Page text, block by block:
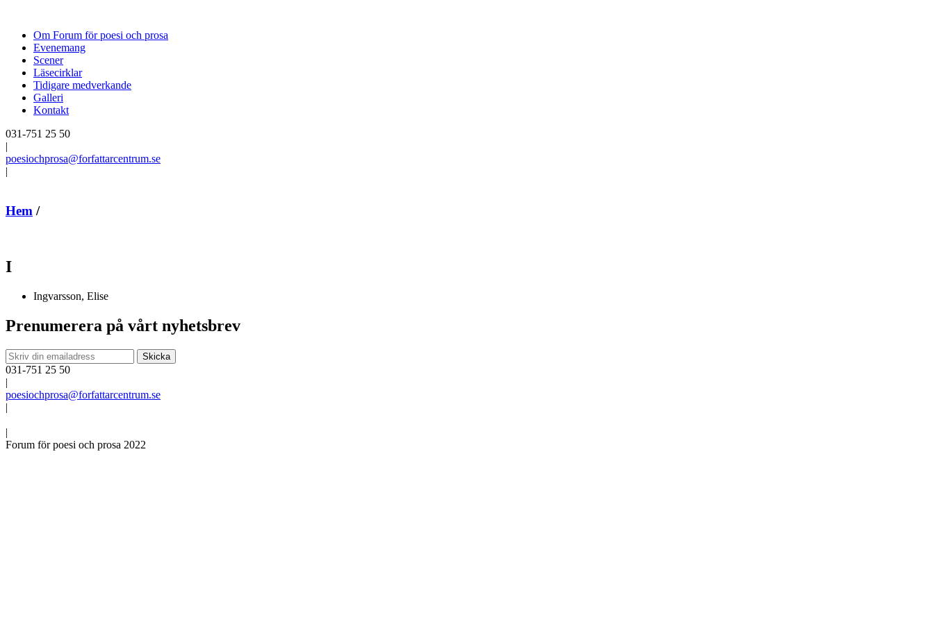
Om Forum för poesi och prosa
Evenemang
Scener
Läsecirklar
Tidigare medverkande
Galleri
Kontakt
031-751 25 50
|
poesiochprosa@forfattarcentrum.se
|
Hem /
I
Ingvarsson, Elise
Prenumerera på vårt nyhetsbrev
031-751 25 50
|
poesiochprosa@forfattarcentrum.se
|
|
Forum för poesi och prosa 2022